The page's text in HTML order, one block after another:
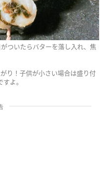
ついたらバターを落し入れ、焦
り！子供が小さい場合は盛り付
よ。